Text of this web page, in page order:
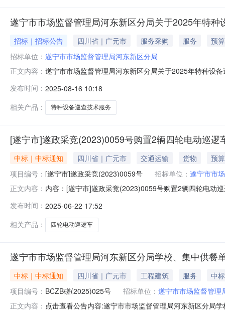
遂宁市市场监督管理局河东新区分局关于2025年特种
招标｜招标公告 四川省｜广元市 服务采购 服务
预
招标单位： 遂宁市市场监督管理局河东新区分局
正文内容： 遂宁市市场监督管理局河东新区分局关于2025年特种设
遂宁市市场监督管理局河东新区分局采购内容项目内容
轿顶、井道、底坑、零部件等，电梯安
发布时间： 2025-08-16 10:18
相关产品：
特种设备巡查技术服务
[遂宁市]遂政采竞(2023)0059号购置2辆四轮电动巡逻
中标｜中标通知 四川省｜广元市 交通运输 货物
预
项目编号： [遂宁市]遂政采竞(2023)0059号 招标单位： 遂宁市市
正文内容： 内容：[遂宁市]遂政采竞(2023)0059号购置2辆四轮电动
公告开始时间2023-10-2313:50公告截止时间2023-10-
发布时间： 2025-06-22 17:52
相关产品：
四轮电动巡逻车
遂宁市市场监督管理局河东新区分局学校、集中供
中标｜中标通知 四川省｜广元市 工程建筑 服务
中
项目编号： BCZB磋(2025)025号 招标单位： 遂宁市市场监督管理
正文内容： 点击查看公告内容:遂宁市市场监督管理局河东新区分局